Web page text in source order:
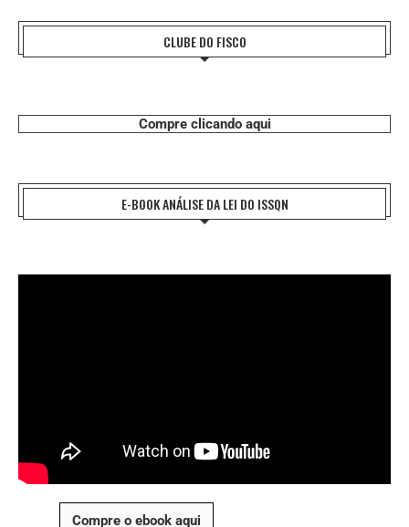
CLUBE DO FISCO
Compre clicando aqui
E-BOOK ANÁLISE DA LEI DO ISSQN
Compre o ebook aqui